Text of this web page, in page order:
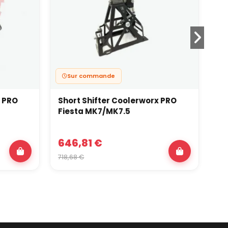
Sur commande
Short Shifter Coolerworx PRO
Fiesta MK7/MK7.5
646,81 €
718,68 €